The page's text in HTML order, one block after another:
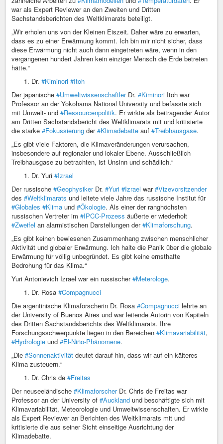
war als Expert Reviewer an den Zweiten und Dritten
Sachstandsberichten des Weltklimarats beteiligt.
„Wir erholen uns von der Kleinen Eiszeit. Daher wäre zu erwarten,
dass es zu einer Erwärmung kommt. Ich bin mir nicht sicher, dass
diese Erwärmung nicht auch dann eingetreten wäre, wenn in den
vergangenen hundert Jahren kein einziger Mensch die Erde betreten
hätte.“
Dr. #Kiminori #Itoh
Der japanische #UmweltwissenschaftlerDr. #Kiminori Itoh war
Professor an der Yokohama National University und befasste sich
mit Umwelt- und #Ressourcenpolitik. Er wirkte als beitragender Autor
am Dritten Sachstandsbericht des Weltklimarats mit und kritisierte
die starke #Fokussierung der#Klimadebatte auf #Treibhausgase.
„Es gibt viele Faktoren, die Klimaveränderungen verursachen,
insbesondere auf regionaler und lokaler Ebene. Ausschließlich
Treibhausgase zu betrachten, ist Unsinn und schädlich.“
Dr. Yuri #Izrael
Der russische #GeophysikerDr. #Yuri #Izrael war#Vizevorsitzender
des #Weltklimarats und leitete viele Jahre das russische Institut für
#Globales #Klima und #Ökologie. Als einer der ranghöchsten
russischen Vertreter im #IPCC-Prozess äußerte er wiederholt
#Zweifel an alarmistischen Darstellungen der#Klimaforschung.
„Es gibt keinen bewiesenen Zusammenhang zwischen menschlicher
Aktivität und globaler Erwärmung. Ich halte die Panik über die globale
Erwärmung für völlig unbegründet. Es gibt keine ernsthafte
Bedrohung für das Klima.“
Yuri Antonievich Izrael war ein russischer#Meterologe.
Dr. Rosa #Compagnucci
Die argentinische Klimaforscherin Dr. Rosa #Compagnucci lehrte an
der University of Buenos Aires und war leitende Autorin von Kapiteln
des Dritten Sachstandsberichts des Weltklimarats. Ihre
Forschungsschwerpunkte liegen in den Bereichen #Klimavariabilität,
#Hydrologie und #El-Niño-Phänomene.
„Die #Sonnenaktivität deutet darauf hin, dass wir auf ein kälteres
Klima zusteuern.“
Dr. Chris de #Freitas
Der neuseeländische #KlimaforscherDr. Chris de Freitas war
Professor an der University of #Auckland und beschäftigte sich mit
Klimavariabilität, Meteorologie und Umweltwissenschaften. Er wirkte
als Expert Reviewer an Berichten des Weltklimarats mit und
kritisierte die aus seiner Sicht einseitige Ausrichtung der
Klimadebatte.